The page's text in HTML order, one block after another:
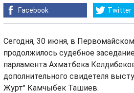
Facebook Twitter
Сегодня, 30 июня, в
продолжилось судебное
парламента Ахматбека
дополнительного свидетеля
Журт" Камчыбек Ташиев.